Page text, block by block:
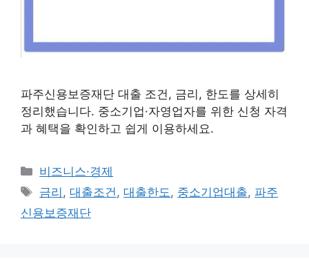
파주신용보증재단 대출 조건, 금리, 한도를 상세히
정리했습니다. 중소기업·자영업자를 위한 신청 자격
과 혜택을 확인하고 쉽게 이용하세요.
카
테
리
비즈니스·경제
태
그
금리 ,대출조건,대출한도, 중소기업대출, 파주
신용보증재단